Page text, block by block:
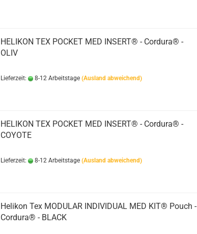
HELIKON TEX POCKET MED INSERT® - Cordura® -
OLIV
Lieferzeit: 8-12 Arbeitstage (Ausland abweichend)
HELIKON TEX POCKET MED INSERT® - Cordura® -
COYOTE
Lieferzeit: 8-12 Arbeitstage (Ausland abweichend)
Helikon Tex MODULAR INDIVIDUAL MED KIT® Pouch -
Cordura® - BLACK